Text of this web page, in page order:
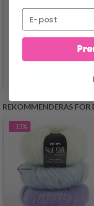
DROPS FLORA
Pris från26.95 SEK
REKOMMENDERAS FÖR
- 13%